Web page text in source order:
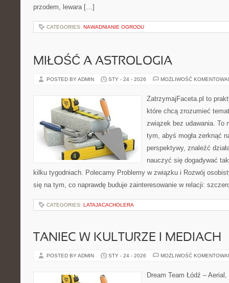
przodem, lewara […]
CATEGORIES: NAWADNIANIE OGRODU
MIŁOŚĆ A ASTROLOGIA
POSTED BY ADMIN STY - 24 - 2026 MOŻLIWOŚĆ
ZatrzymajFaceta.pl to
które chcą zrozumieć
związek bez udawania. To
tym, abyś mogła zerknąć
perspektywy, znaleźć
nauczyć się dogadywać
kilku tygodniach. Polecamy Problemy w związku i Rozwój
się na tym, co naprawdę buduje zainteresowanie w relacji:
CATEGORIES: LATAJACACHOLERA
TANIEC W KULTURZE I MEDIACH
POSTED BY ADMIN STY - 24 - 2026 MOŻLIWOŚĆ
Dream Team Łódź –